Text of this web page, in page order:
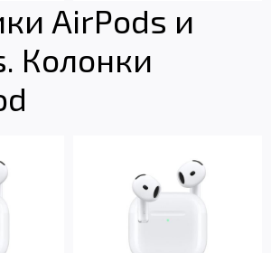
AirPods и
Колонки